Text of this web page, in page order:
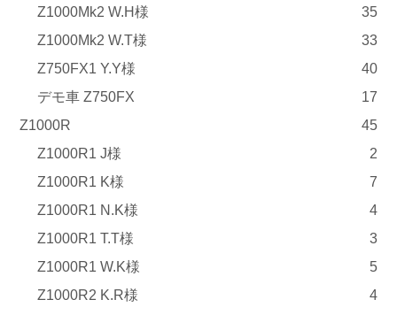
Z1000Mk2 W.H様
35
Z1000Mk2 W.T様
33
Z750FX1 Y.Y様
40
デモ車 Z750FX
17
Z1000R
45
Z1000R1 J様
2
Z1000R1 K様
7
Z1000R1 N.K様
4
Z1000R1 T.T様
3
Z1000R1 W.K様
5
Z1000R2 K.R様
4